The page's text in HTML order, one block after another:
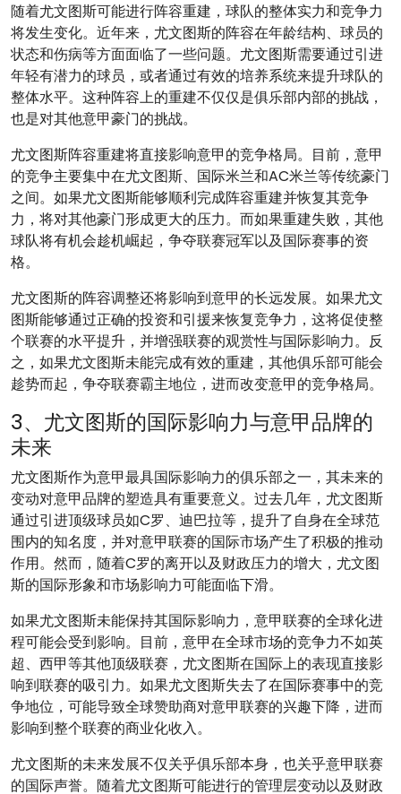
随着尤文图斯可能进行阵容重建，球队的整体实力和竞争力
将发生变化。近年来，尤文图斯的阵容在年龄结构、球员的
状态和伤病等方面面临了一些问题。尤文图斯需要通过引进
年轻有潜力的球员，或者通过有效的培养系统来提升球队的
整体水平。这种阵容上的重建不仅仅是俱乐部内部的挑战，
也是对其他意甲豪门的挑战。
尤文图斯阵容重建将直接影响意甲的竞争格局。目前，意甲
的竞争主要集中在尤文图斯、国际米兰和AC米兰等传统豪门
之间。如果尤文图斯能够顺利完成阵容重建并恢复其竞争
力，将对其他豪门形成更大的压力。而如果重建失败，其他
球队将有机会趁机崛起，争夺联赛冠军以及国际赛事的资
格。
尤文图斯的阵容调整还将影响到意甲的长远发展。如果尤文
图斯能够通过正确的投资和引援来恢复竞争力，这将促使整
个联赛的水平提升，并增强联赛的观赏性与国际影响力。反
之，如果尤文图斯未能完成有效的重建，其他俱乐部可能会
趁势而起，争夺联赛霸主地位，进而改变意甲的竞争格局。
3、尤文图斯的国际影响力与意甲品牌的
未来
尤文图斯作为意甲最具国际影响力的俱乐部之一，其未来的
变动对意甲品牌的塑造具有重要意义。过去几年，尤文图斯
通过引进顶级球员如C罗、迪巴拉等，提升了自身在全球范
围内的知名度，并对意甲联赛的国际市场产生了积极的推动
作用。然而，随着C罗的离开以及财政压力的增大，尤文图
斯的国际形象和市场影响力可能面临下滑。
如果尤文图斯未能保持其国际影响力，意甲联赛的全球化进
程可能会受到影响。目前，意甲在全球市场的竞争力不如英
超、西甲等其他顶级联赛，尤文图斯在国际上的表现直接影
响到联赛的吸引力。如果尤文图斯失去了在国际赛事中的竞
争地位，可能导致全球赞助商对意甲联赛的兴趣下降，进而
影响到整个联赛的商业化收入。
尤文图斯的未来发展不仅关乎俱乐部本身，也关乎意甲联赛
的国际声誉。随着尤文图斯可能进行的管理层变动以及财政